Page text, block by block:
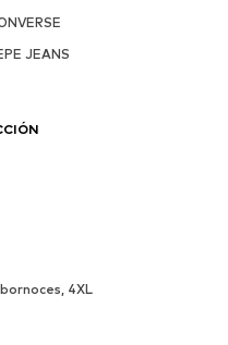
JEANS
4XL